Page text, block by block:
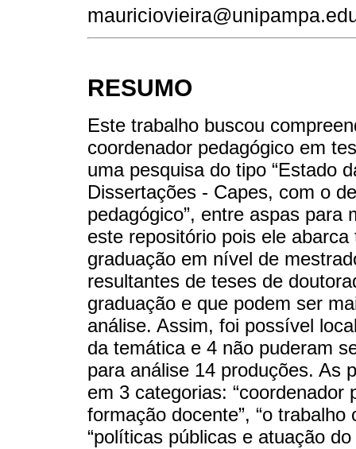
RESUMO
Este trabalho buscou
coordenador pedagógico em
uma pesquisa do tipo “Estado
Dissertações - Capes, com o
pedagógico”, entre aspas para
este repositório pois ele
graduação em nível de
resultantes de teses de
graduação e que podem ser
análise. Assim, foi possível
da temática e 4 não puderam
para análise 14 produções. As
em 3 categorias:
formação docente”, “o
“políticas públicas e atuação